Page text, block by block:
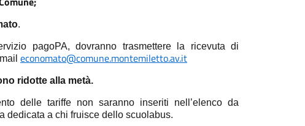
.
pagoPA, dovranno trasmettere la ricevuta di
economato@comune.montemiletto.av.it
ridotte alla metà.
delle tariffe non saranno inseriti nell’elenco da
dedicata a chi fruisce dello scuolabus.